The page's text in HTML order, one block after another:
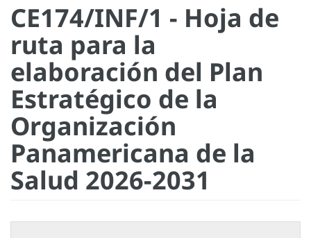
CE174/INF/1 - Hoja de
ruta para la
elaboración del Plan
Estratégico de la
Organización
Panamericana de la
Salud 2026-2031